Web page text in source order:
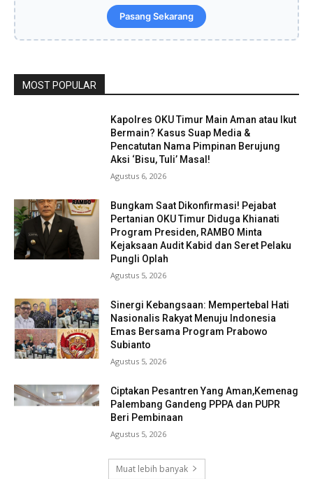
Pasang Sekarang
MOST POPULAR
Kapolres OKU Timur Main Aman atau Ikut
Bermain? Kasus Suap Media &
Pencatutan Nama Pimpinan Berujung
Aksi ‘Bisu, Tuli’ Masal!
Agustus 6, 2026
Bungkam Saat Dikonfirmasi! Pejabat
Pertanian OKU Timur Diduga Khianati
Program Presiden, RAMBO Minta
Kejaksaan Audit Kabid dan Seret Pelaku
Pungli Oplah
Agustus 5, 2026
Sinergi Kebangsaan: Mempertebal Hati
Nasionalis Rakyat Menuju Indonesia
Emas Bersama Program Prabowo
Subianto
Agustus 5, 2026
Ciptakan Pesantren Yang Aman,Kemenag
Palembang Gandeng PPPA dan PUPR
Beri Pembinaan
Agustus 5, 2026
Muat lebih banyak